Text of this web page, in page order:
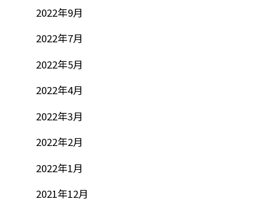
2022年9月
2022年7月
2022年5月
2022年4月
2022年3月
2022年2月
2022年1月
2021年12月